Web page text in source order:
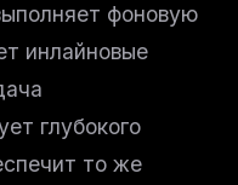
фоновую
инлайновые
глубокого
то же